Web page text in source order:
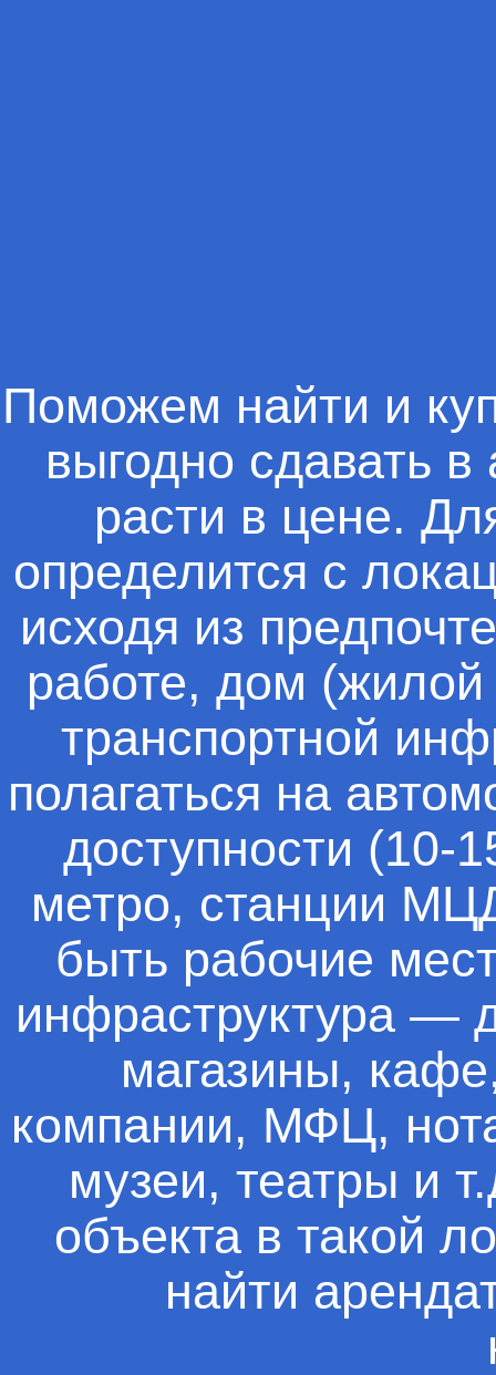
Поможем найти и
выгодно сдавать
расти в цене.
определится с
исходя из
работе, дом
транспортной
полагаться на
доступности (10-
метро, станции
быть рабочие
инфраструктура —
магазины,
компании, МФЦ,
музеи, театры и
объекта в такой
найти